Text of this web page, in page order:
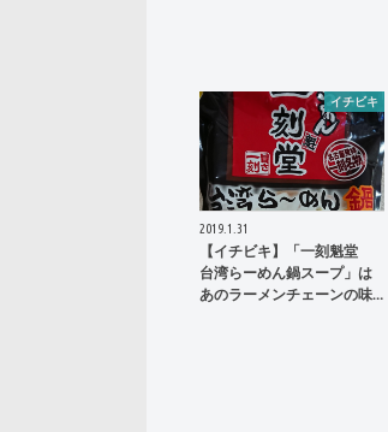
イチビキ
2019.1.31
【イチビキ】「一刻魁堂
台湾らーめん鍋スープ」は
あのラーメンチェーンの味…